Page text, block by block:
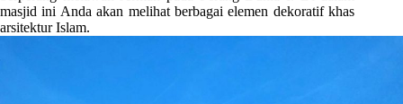
masjid ini Anda akan melihat berbagai elemen dekoratif khas
arsitektur Islam.